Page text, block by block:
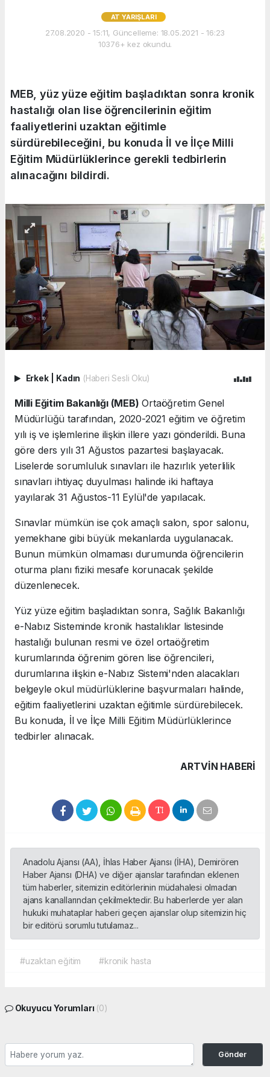
AT YARIŞLARI
27.08.2020 - 15:11, Güncelleme: 18.05.2021 - 16:23
10376+ kez okundu.
MEB, yüz yüze eğitim başladıktan sonra kronik
hastalığı olan lise öğrencilerinin eğitim
faaliyetlerini uzaktan eğitimle
sürdürebileceğini, bu konuda İl ve İlçe Milli
Eğitim Müdürlüklerince gerekli tedbirlerin
alınacağını bildirdi.
Erkek Kadın (Haberi Sesli Oku)
Milli Eğitim Bakanlığı (MEB) Ortaöğretim Genel
Müdürlüğü tarafından, 2020-2021 eğitim ve öğretim
yılı iş ve işlemlerine ilişkin illere yazı gönderildi. Buna
göre ders yılı 31 Ağustos pazartesi başlayacak.
Liselerde sorumluluk sınavları ile hazırlık yeterlilik
sınavları ihtiyaç duyulması halinde iki haftaya
yayılarak 31 Ağustos-11 Eylül'de yapılacak.
Sınavlar mümkün ise çok amaçlı salon, spor salonu,
yemekhane gibi büyük mekanlarda uygulanacak.
Bunun mümkün olmaması durumunda öğrencilerin
oturma planı fiziki mesafe korunacak şekilde
düzenlenecek.
Yüz yüze eğitim başladıktan sonra, Sağlık Bakanlığı
e-Nabız Sisteminde kronik hastalıklar listesinde
hastalığı bulunan resmi ve özel ortaöğretim
kurumlarında öğrenim gören lise öğrencileri,
durumlarına ilişkin e-Nabız Sistemi'nden alacakları
belgeyle okul müdürlüklerine başvurmaları halinde,
eğitim faaliyetlerini uzaktan eğitimle sürdürebilecek.
Bu konuda, İl ve İlçe Milli Eğitim Müdürlüklerince
tedbirler alınacak.
ARTVIN HABERİ
Anadolu Ajansı (AA), İhlas Haber Ajansı (İHA), Demirören
Haber Ajansı (DHA) ve diğer ajanslar tarafından eklenen
tüm haberler, sitemizin editörlerinin müdahalesi olmadan
ajans kanallarından çekilmektedir. Bu haberlerde yer alan
hukuki muhataplar haberi geçen ajanslar olup sitemizin hiç
bir editörü sorumlu tutulamaz...
#uzaktan eğitim #kronik hasta
Okuyucu Yorumları (0)
Gönder